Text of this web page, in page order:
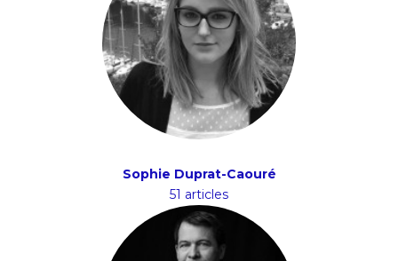
Sophie Duprat-Caouré
51 articles